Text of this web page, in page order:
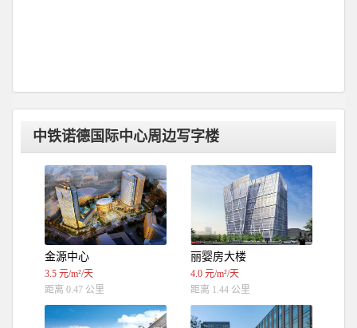
中铁诺德国际中心周边写字楼
金源中心
3.5 元/m²/天
距离 0.47 公里
丽婴房大楼
4.0 元/m²/天
距离 1.44 公里